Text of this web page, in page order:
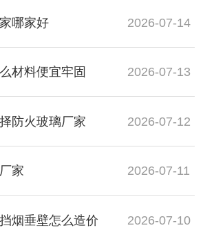
哪家好 2026-07-14
材料便宜牢固 2026-07-13
防火玻璃厂家 2026-07-12
家 2026-07-11
烟垂壁怎么造价 2026-07-10